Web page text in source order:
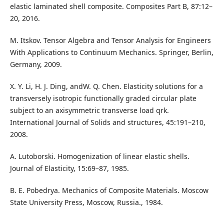
elastic laminated shell composite. Composites Part B, 87:12–
20, 2016.
M. Itskov. Tensor Algebra and Tensor Analysis for Engineers
With Applications to Continuum Mechanics. Springer, Berlin,
Germany, 2009.
X. Y. Li, H. J. Ding, andW. Q. Chen. Elasticity solutions for a
transversely isotropic functionally graded circular plate
subject to an axisymmetric transverse load qrk.
International Journal of Solids and structures, 45:191–210,
2008.
A. Lutoborski. Homogenization of linear elastic shells.
Journal of Elasticity, 15:69–87, 1985.
B. E. Pobedrya. Mechanics of Composite Materials. Moscow
State University Press, Moscow, Russia., 1984.